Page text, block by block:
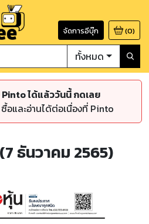
จัดการอีบุ๊ก (0)
ทั้งหมด
Pinto ได้แล้ววันนี้ กดเลย
อและอ่านได้ต่อเนื่องที่ Pinto
ธันวาคม 2565)